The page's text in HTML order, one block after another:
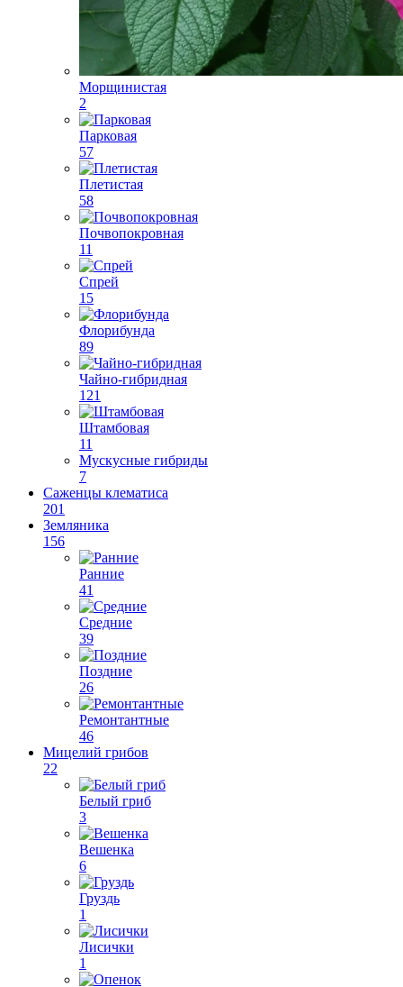
Морщинистая
2
Парковая
57
Плетистая
58
Почвопокровная
11
Спрей
15
Флорибунда
89
Чайно-гибридная
121
Штамбовая
11
Мускусные гибриды
7
Саженцы клематиса
201
Земляника
156
Ранние
41
Средние
39
Поздние
26
Ремонтантные
46
Мицелий грибов
22
Белый гриб
3
Вешенка
6
Груздь
1
Лисички
1